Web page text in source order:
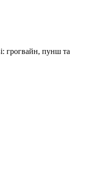
грогвайн, пунш та